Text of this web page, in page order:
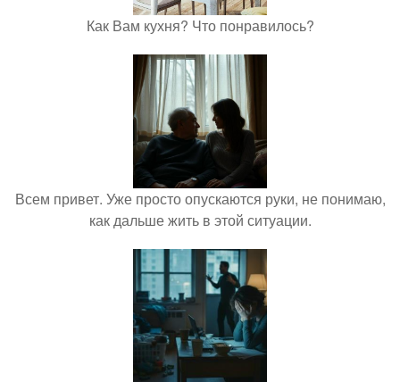
Как Вам кухня? Что понравилось?
Всем привет. Уже просто опускаются руки, не понимаю,
как дальше жить в этой ситуации.